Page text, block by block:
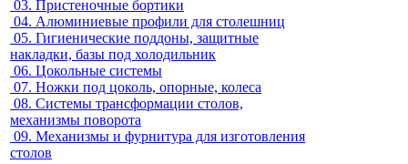
03. Пристеночные бортики
04. Алюминиевые профили для столешниц
05. Гигиенические поддоны, защитные
накладки, базы под холодильник
06. Цокольные системы
07. Ножки под цоколь, опорные, колеса
08. Системы трансформации столов,
механизмы поворота
09. Механизмы и фурнитура для изготовления
столов